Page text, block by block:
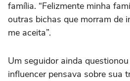
família. “Felizmente minha
outras bichas que morram de
me aceita”.
Um seguidor ainda
influencer pensava sobre sua